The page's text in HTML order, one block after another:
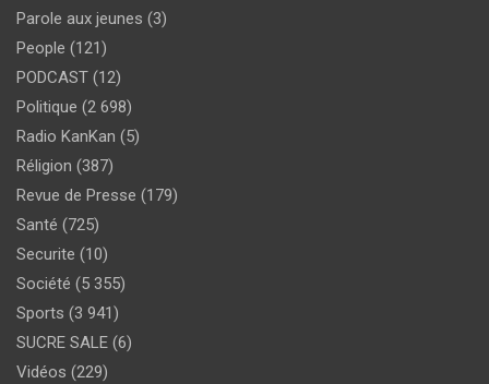
Parole aux jeunes (3)
People (121)
PODCAST (12)
Politique (2 698)
Radio KanKan (5)
Réligion (387)
Revue de Presse (179)
Santé (725)
Securite (10)
Société (5 355)
Sports (3 941)
SUCRE SALE (6)
Vidéos (229)